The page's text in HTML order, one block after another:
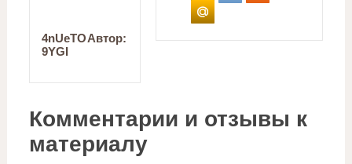
Автор:
4nUeTO
9YGI
Комментарии и отзывы к
материалу